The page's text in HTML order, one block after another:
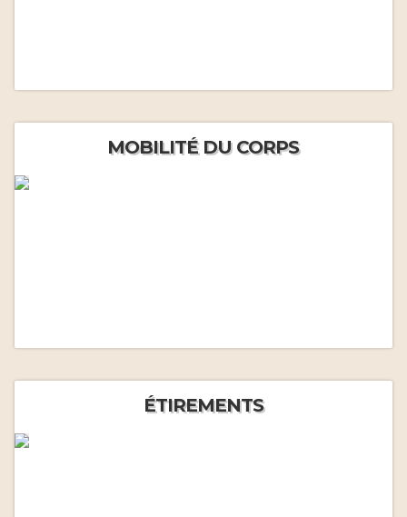
MOBILITÉ DU CORPS
ÉTIREMENTS